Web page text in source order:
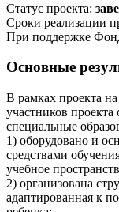
Статус проекта:
Сроки реализации
При поддержке
Основные
В рамках проекта
участников проекта
специальные
1) оборудовано и
средствами
учебное
2) организована
адаптированная к